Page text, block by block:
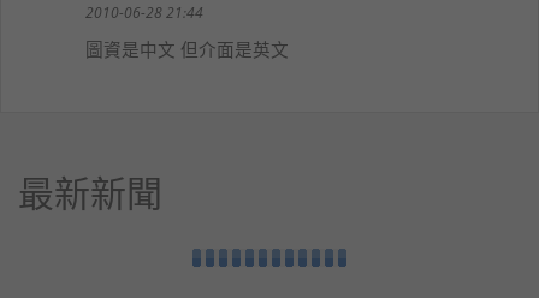
2010-06-28 21:44
圖資是中文 但介面是英文
最新新聞